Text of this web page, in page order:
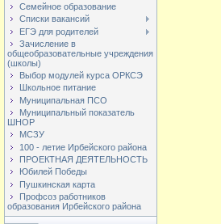
Семейное образование
Списки вакансий
ЕГЭ для родителей
Зачисление в
общеобразовательные учреждения
(школы)
Выбор модулей курса ОРКСЭ
Школьное питание
Муниципальная ПСО
Муниципальный показатель
ШНОР
МСЗУ
100 - летие Ирбейского района
ПРОЕКТНАЯ ДЕЯТЕЛЬНОСТЬ
Юбилей Победы
Пушкинская карта
Профсоз работников
образования Ирбейского района